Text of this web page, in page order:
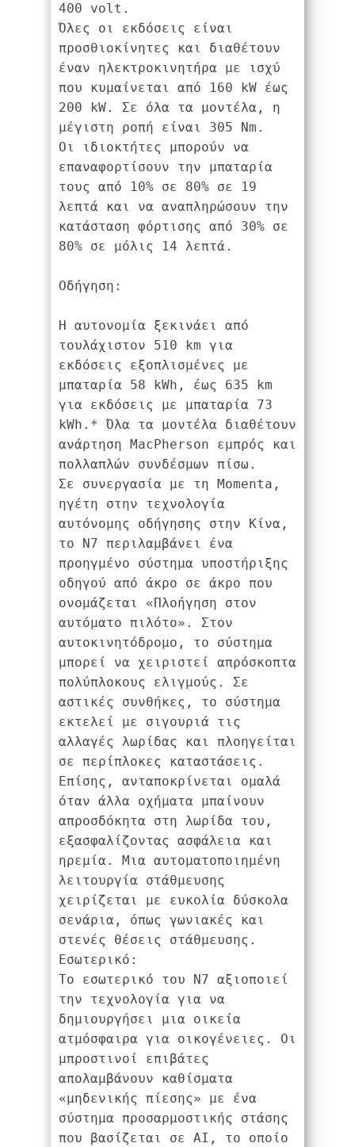
400 volt.
Όλες οι εκδόσεις είναι
προσθιοκίνητες και διαθέτουν
έναν ηλεκτροκινητήρα με ισχύ
που κυμαίνεται από 160 kW έως
200 kW. Σε όλα τα μοντέλα, η
μέγιστη ροπή είναι 305 Nm.
Οι ιδιοκτήτες μπορούν να
επαναφορτίσουν την μπαταρία
τους από 10% σε 80% σε 19
λεπτά και να αναπληρώσουν την
κατάσταση φόρτισης από 30% σε
80% σε μόλις 14 λεπτά.
Οδήγηση:
Η αυτονομία ξεκινάει από
τουλάχιστον 510 km για
εκδόσεις εξοπλισμένες με
μπαταρία 58 kWh, έως 635 km
για εκδόσεις με μπαταρία 73
kWh.* Όλα τα μοντέλα διαθέτουν
ανάρτηση MacPherson εμπρός και
πολλαπλών συνδέσμων πίσω.
Σε συνεργασία με τη Momenta,
ηγέτη στην τεχνολογία
αυτόνομης οδήγησης στην Κίνα,
το N7 περιλαμβάνει ένα
προηγμένο σύστημα υποστήριξης
οδηγού από άκρο σε άκρο που
ονομάζεται «Πλοήγηση στον
αυτόματο πιλότο». Στον
αυτοκινητόδρομο, το σύστημα
μπορεί να χειριστεί απρόσκοπτα
πολύπλοκους ελιγμούς. Σε
αστικές συνθήκες, το σύστημα
εκτελεί με σιγουριά τις
αλλαγές λωρίδας και πλοηγείται
σε περίπλοκες καταστάσεις.
Επίσης, ανταποκρίνεται ομαλά
όταν άλλα οχήματα μπαίνουν
απροσδόκητα στη λωρίδα του,
εξασφαλίζοντας ασφάλεια και
ηρεμία. Μια αυτοματοποιημένη
λειτουργία στάθμευσης
χειρίζεται με ευκολία δύσκολα
σενάρια, όπως γωνιακές και
στενές θέσεις στάθμευσης.
Εσωτερικό:
Το εσωτερικό του N7 αξιοποιεί
την τεχνολογία για να
δημιουργήσει μια οικεία
ατμόσφαιρα για οικογένειες. Οι
μπροστινοί επιβάτες
απολαμβάνουν καθίσματα
«μηδενικής πίεσης» με ένα
σύστημα προσαρμοστικής στάσης
που βασίζεται σε AI, το οποίο